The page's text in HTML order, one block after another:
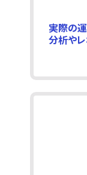
実際の
分析や